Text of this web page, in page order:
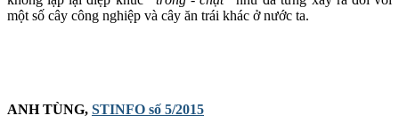
một số cây công nghiệp và cây ăn trái khác ở nước ta.
ANH TÙNG, STINFO số 5/2015